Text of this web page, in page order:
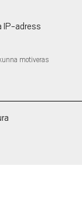
IP-adress
motiveras